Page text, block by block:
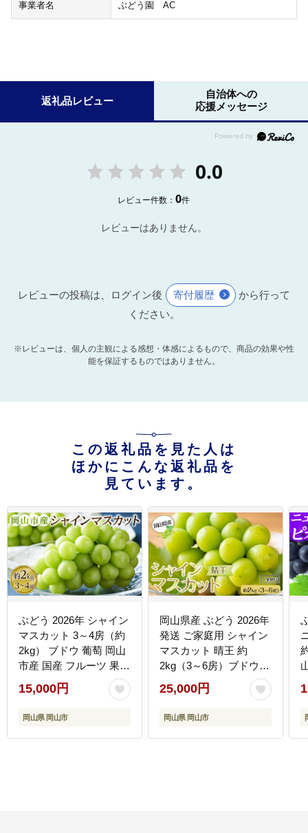
事業者名 ぶどう園 AC
返礼品レビュー
自治体への
応援メッセージ
0.0
レビュー件数：0件
レビューはありません。
レビューの投稿は、ログイン後 寄付履歴
から行って
ください。
※レビューは、個人の主観による感想・体感によるもので、商品の効果や性
能を保証するものではありません。
この返礼品を見た人は
ほかにこんな返礼品を
見ています。
ぶどう 2026年 シャイン
マスカット 3～4房（約
2kg） ブドウ 葡萄 岡山
市産 国産 フルーツ 果物
ギフトタンポポ農園
15,000円
岡山県 岡山市
岡山県産 ぶどう 2026年
発送 ご家庭用 シャイン
マスカット 晴王 約
2kg（3～6房）ブドウ
フルーツ 果物
25,000円
岡山県 岡山市